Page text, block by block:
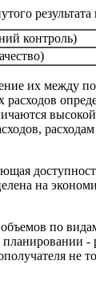
контроль)
их между
на
объемов по
-
не